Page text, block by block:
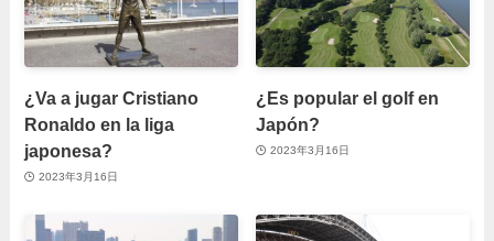
¿Va a jugar Cristiano
Ronaldo en la liga
japonesa?
2023年3月16日
¿Es popular el golf en
Japón?
2023年3月16日